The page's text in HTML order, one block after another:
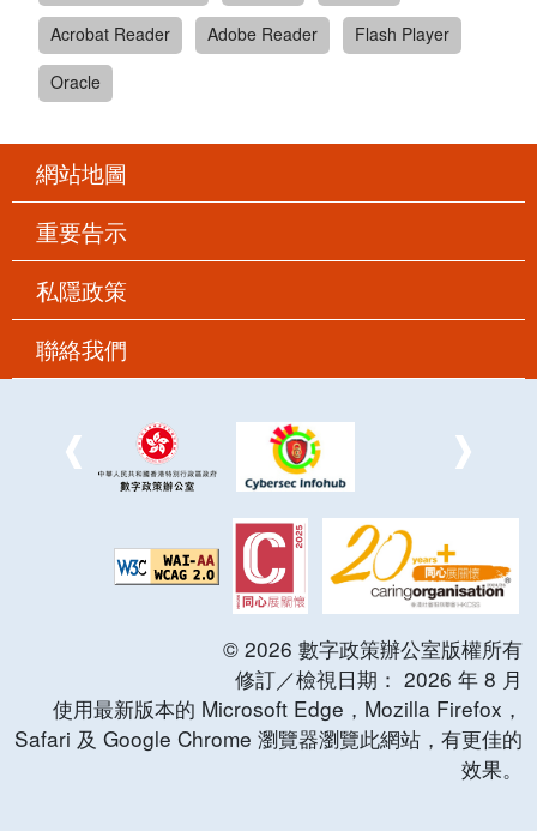
Acrobat Reader
Adobe Reader
Flash Player
Oracle
網站地圖
重要告示
私隱政策
聯絡我們
© 2026 數字政策辦公室版權所有
修訂／檢視日期： 2026 年 8 月
使用最新版本的 Microsoft Edge，Mozilla Firefox，
Safari 及 Google Chrome 瀏覽器瀏覽此網站，有更佳的
效果。